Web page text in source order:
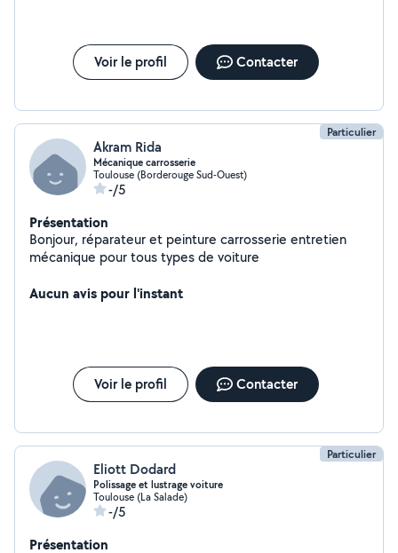
Voir le profil Contacter
Particulier
Akram Rida
Mécanique carrosserie
Toulouse (Borderouge Sud-Ouest)
-/5
Présentation
Bonjour, réparateur et peinture carrosserie entretien
mécanique pour tous types de voiture
Aucun avis pour l'instant
Voir le profil Contacter
Particulier
Eliott Dodard
Polissage et lustrage voiture
Toulouse (La Salade)
-/5
Présentation